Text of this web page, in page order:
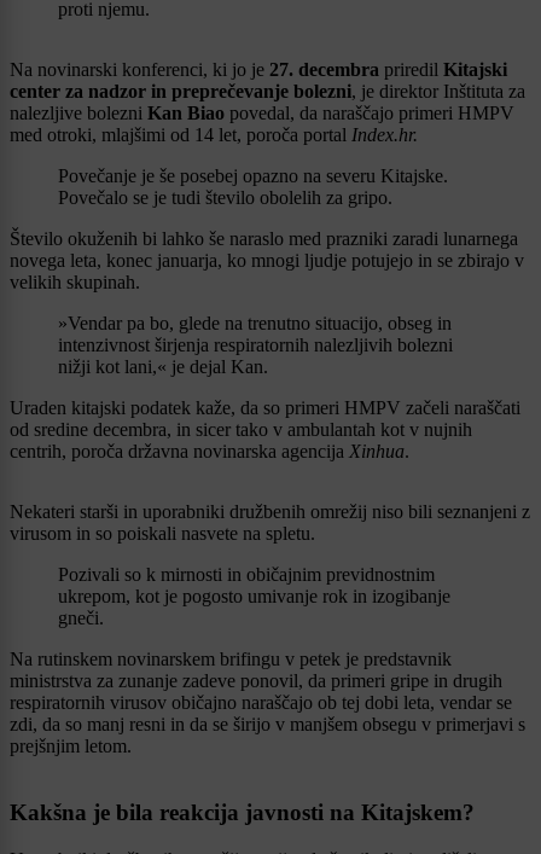
proti njemu.
Na novinarski konferenci, ki jo je 27. decembra priredil Kitajski
center za nadzor in preprečevanje bolezni, je direktor Inštituta za
nalezljive bolezni Kan Biao povedal, da naraščajo primeri HMPV
med otroki, mlajšimi od 14 let, poroča portal Index.hr.
Povečanje je še posebej opazno na severu Kitajske.
Povečalo se je tudi število obolelih za gripo.
Število okuženih bi lahko še naraslo med prazniki zaradi lunarnega
novega leta, konec januarja, ko mnogi ljudje potujejo in se zbirajo v
velikih skupinah.
»Vendar pa bo, glede na trenutno situacijo, obseg in
intenzivnost širjenja respiratornih nalezljivih bolezni
nižji kot lani,« je dejal Kan.
Uraden kitajski podatek kaže, da so primeri HMPV začeli naraščati
od sredine decembra, in sicer tako v ambulantah kot v nujnih
centrih, poroča državna novinarska agencija Xinhua.
Nekateri starši in uporabniki družbenih omrežij niso bili seznanjeni z
virusom in so poiskali nasvete na spletu.
Pozivali so k mirnosti in običajnim previdnostnim
ukrepom, kot je pogosto umivanje rok in izogibanje
gneči.
Na rutinskem novinarskem brifingu v petek je predstavnik
ministrstva za zunanje zadeve ponovil, da primeri gripe in drugih
respiratornih virusov običajno naraščajo ob tej dobi leta, vendar se
zdi, da so manj resni in da se širijo v manjšem obsegu v primerjavi s
prejšnjim letom.
Kakšna je bila reakcija javnosti na Kitajskem?